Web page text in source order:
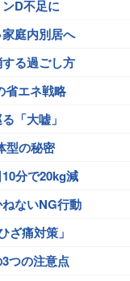
D不足に
庭内別居へ
る過ごし方
省エネ戦略
「大嘘」
型の秘密
分で20kg減
ないNG行動
ざ痛対策」
つの注意点